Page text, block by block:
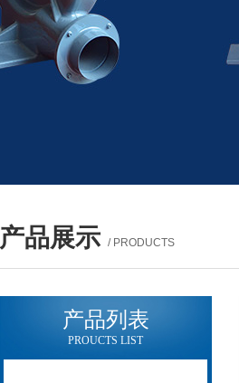
产品展示 / PRODUCTS
产品列表
PROUCTS LIST